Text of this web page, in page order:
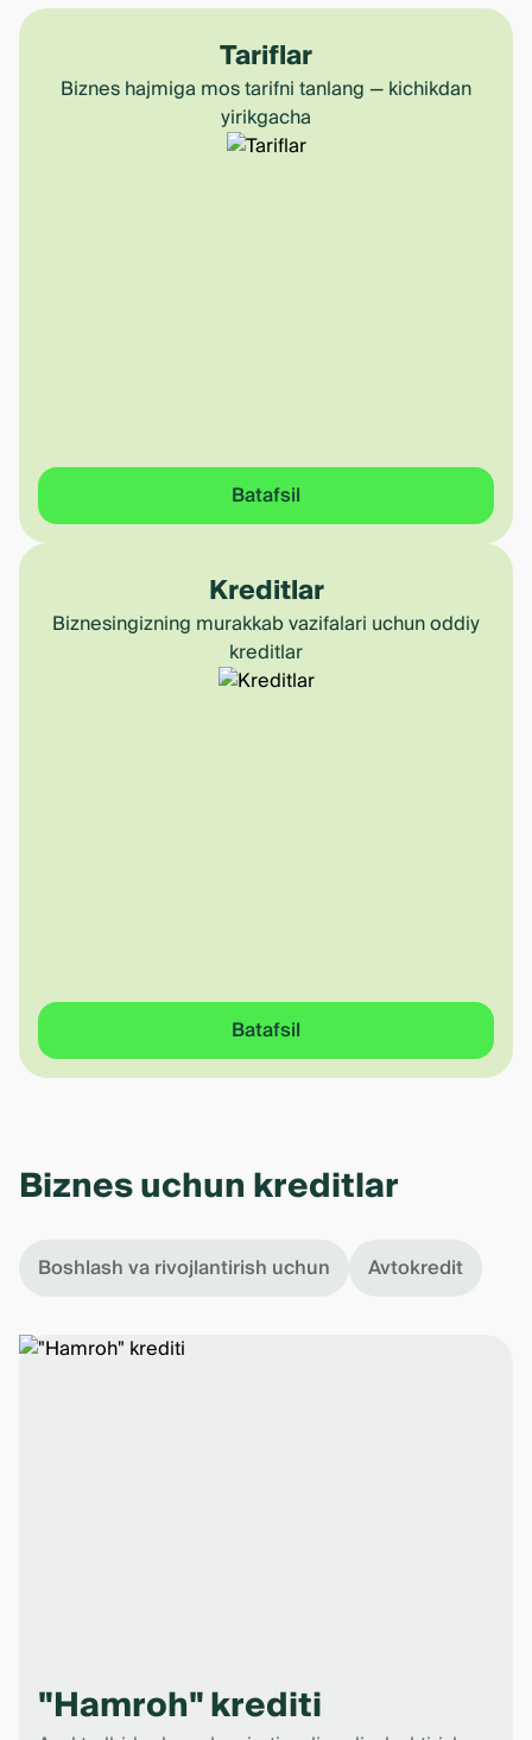
Tariflar
Biznes hajmiga mos tarifni tanlang — kichikdan
yirikgacha
Batafsil
Kreditlar
Biznesingizning murakkab vazifalari uchun oddiy
kreditlar
Batafsil
Biznes uchun kreditlar
Boshlash va rivojlantirish uchun Avtokredit
"Hamroh" krediti